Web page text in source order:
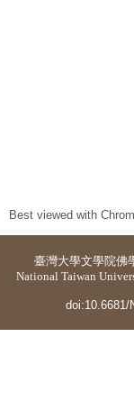
Best viewed with
臺灣大學文學院佛
National Taiwan
doi:10.6681/